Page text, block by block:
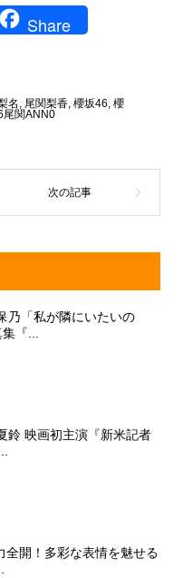
Share
名 , 尾関梨香, 櫻坂46, 櫻
尾関ANN0
乃「私が隣にいたいの
『...
鈴 映画初主演『新米記者
全開！多彩な表情を魅せる